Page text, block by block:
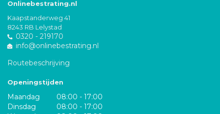
Onlinebestrating.nl
Kaapstanderweg 41
8243 RB Lelystad
0320 - 219170
info@onlinebestrating.nl
Routebeschrijving
Openingstijden
Maandag
08:00 - 17:00
Dinsdag
08:00 - 17:00